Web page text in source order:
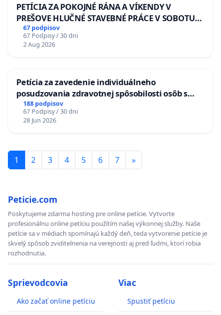
PETÍCIA ZA POKOJNÉ RÁNA A VÍKENDY V
PREŠOVE HLUČNÉ STAVEBNÉ PRÁCE V SOBOTU
LEN OD 9.00 DO 13.00 HOD., CEZ PRACOVNÝ
TÝŽDEŇ CIEĽ 8.00 – 18.00 HOD. A PRAVIDELNÁ
KONTROLA STAVBY C-AREA NA
67 podpisov
67 Podpisy / 30 dni
2 Aug 2026
Petícia za zavedenie individuálneho
posudzovania zdravotnej spôsobilosti osôb s
diabetom 1. a 2. typu pri prijímaní do
Policajného zboru SR
188 podpisov
67 Podpisy / 30 dni
28 Jun 2026
1 2 3 4 5 6 7 »
Peticie.com
Poskytujeme zdarma hosting pre online petície. Vytvorte
profesionálnu online petíciu použítím našej výkonnej služby. Naše
petície sa v médiach spomínajú každý deň, teda vytvorenie petície je
skvelý spôsob zviditelnenia na verejnosti aj pred ľudmi, ktorí robia
rozhodnutia.
Sprievodcovia
Ako začať online petíciu
Viac
Spustiť petíciu